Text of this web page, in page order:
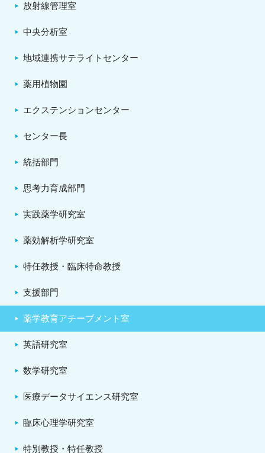
放射線管理室
中央分析室
地域連携サテライトセンター
薬用植物園
エクステンションセンター
センター長
統括部門
思考力育成部門
実践薬学研究室
薬効解析学研究室
特任教授・臨床特命教授
支援部門
薬学教育アチーブメント室
英語研究室
数学研究室
医療データサイエンス研究室
臨床心理学研究室
特別教授・特任教授